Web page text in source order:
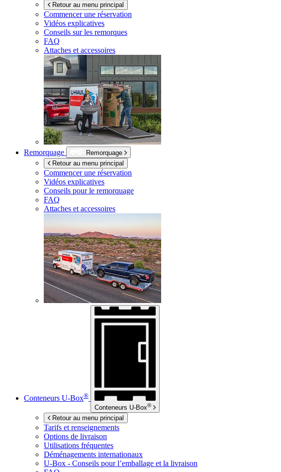
Retour au menu principal
Commencer une réservation
Vidéos explicatives
Conseils sur les remorques
FAQ
Attaches et accessoires
Remorquage
Remorquage
Retour au menu principal
Commencer une réservation
Vidéos explicatives
Conseils pour le remorquage
FAQ
Attaches et accessoires
Conteneurs U-Box®
Conteneurs U-Box®
Retour au menu principal
Tarifs et renseignements
Options de livraison
Utilisations fréquentes
Déménagements internationaux
U-Box - Conseils pour l’emballage et la livraison